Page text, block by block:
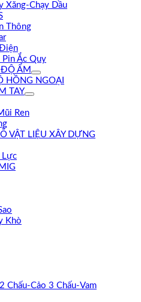
Xăng-Chạy Dầu
Thông
Pin Ắc Quy
ĐỘ ẨM
HỒNG NGOẠI
TAY
Ren
VẬT LIỆU XÂY DỰNG
Lực
Khò
Chấu-Cảo 3 Chấu-Vam